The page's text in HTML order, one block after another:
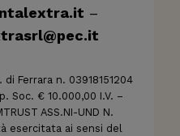
–
di Ferrara n. 03918151204
Soc. € 10.000,00 I.V. –
ASS.NI-UND N.
esercitata ai sensi del